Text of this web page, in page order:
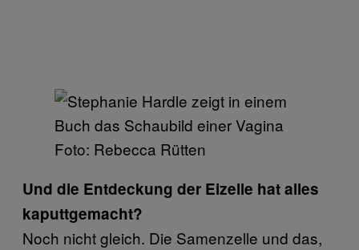
Foto: Rebecca Rütten
Und die Entdeckung der Eizelle hat alles
kaputtgemacht?
Noch nicht gleich. Die Samenzelle und das,